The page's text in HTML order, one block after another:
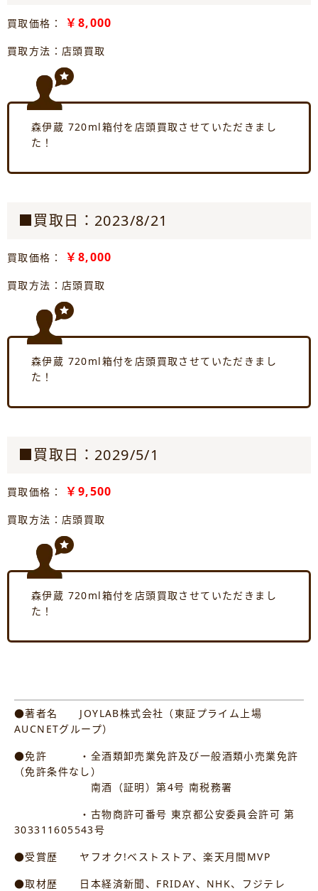
買取価格： ￥8,000
買取方法：店頭買取
森伊蔵 720ml箱付を店頭買取させていただきまし
た！
■買取日：2023/8/21
買取価格： ￥8,000
買取方法：店頭買取
森伊蔵 720ml箱付を店頭買取させていただきまし
た！
■買取日：2029/5/1
買取価格： ￥9,500
買取方法：店頭買取
森伊蔵 720ml箱付を店頭買取させていただきまし
た！
●著者名 JOYLAB株式会社（東証プライム上場
AUCNETグループ）
●免許 ・全酒類卸売業免許及び一般酒類小売業免許
（免許条件なし）
南酒（証明）第4号 南税務署
・古物商許可番号 東京都公安委員会許可 第
303311605543号
●受賞歴 ヤフオク!ベストストア、楽天月間MVP
●取材歴 日本経済新聞、FRIDAY、NHK、フジテレ